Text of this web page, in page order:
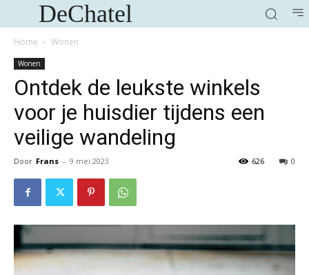
DeChatel
Home Wonen
Wonen
Ontdek de leukste winkels
voor je huisdier tijdens een
veilige wandeling
Door Frans - 9 mei 2023 0
626